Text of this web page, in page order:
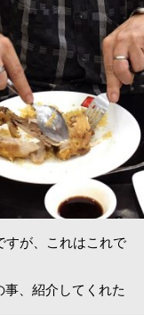
すが、これはこれで
、紹介してくれた